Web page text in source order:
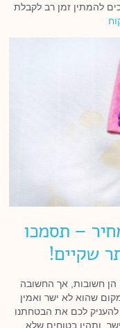
להמתין זמן רב לקבלת
– תסמכו
שקיים!
חשובות, אך החשובה
שהוא לא ישר ואמין
להעניק לכם את הבטחתנו
ותהיו בטוחים שלא